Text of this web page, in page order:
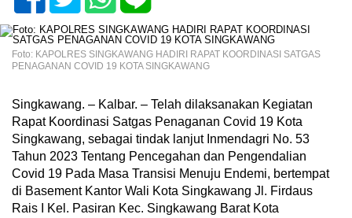
Foto: KAPOLRES SINGKAWANG HADIRI RAPAT KOORDINASI SATGAS
PENAGANAN COVID 19 KOTA SINGKAWANG
Singkawang. – Kalbar. – Telah dilaksanakan Kegiatan
Rapat Koordinasi Satgas Penaganan Covid 19 Kota
Singkawang, sebagai tindak lanjut Inmendagri No. 53
Tahun 2023 Tentang Pencegahan dan Pengendalian
Covid 19 Pada Masa Transisi Menuju Endemi, bertempat
di Basement Kantor Wali Kota Singkawang Jl. Firdaus
Rais I Kel. Pasiran Kec. Singkawang Barat Kota